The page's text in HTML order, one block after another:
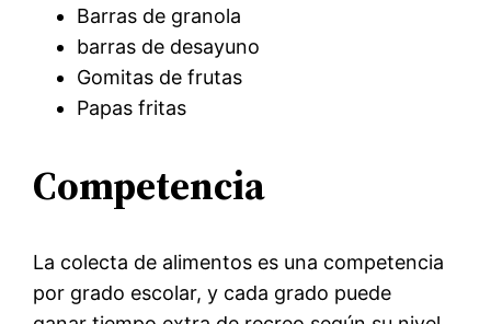
Barras de granola
barras de desayuno
Gomitas de frutas
Papas fritas
Competencia
La colecta de alimentos es una competencia
por grado escolar, y cada grado puede